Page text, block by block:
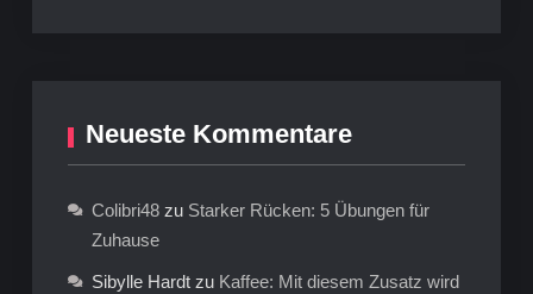
Neueste Kommentare
Colibri48zu Starker Rücken: 5 Übungen für
Zuhause
Sibylle Hardtzu Kaffee: Mit diesem Zusatz wird